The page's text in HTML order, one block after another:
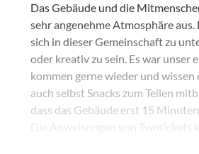
Das Gebäude und die
sehr angenehme Atmosphäre aus.
sich in dieser Gemeinschaft zu
oder kreativ zu sein. Es war unser
kommen gerne wieder und wissen
auch selbst Snacks zum Teilen
dass das Gebäude erst 15
Die Anweisungen von Twotickets